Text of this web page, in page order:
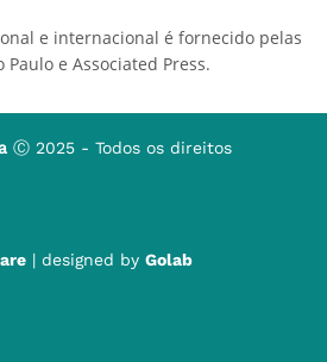
e internacional é fornecido pelas
Paulo e Associated Press.
Ⓒ 2025 - Todos os direitos
| designed by Golab